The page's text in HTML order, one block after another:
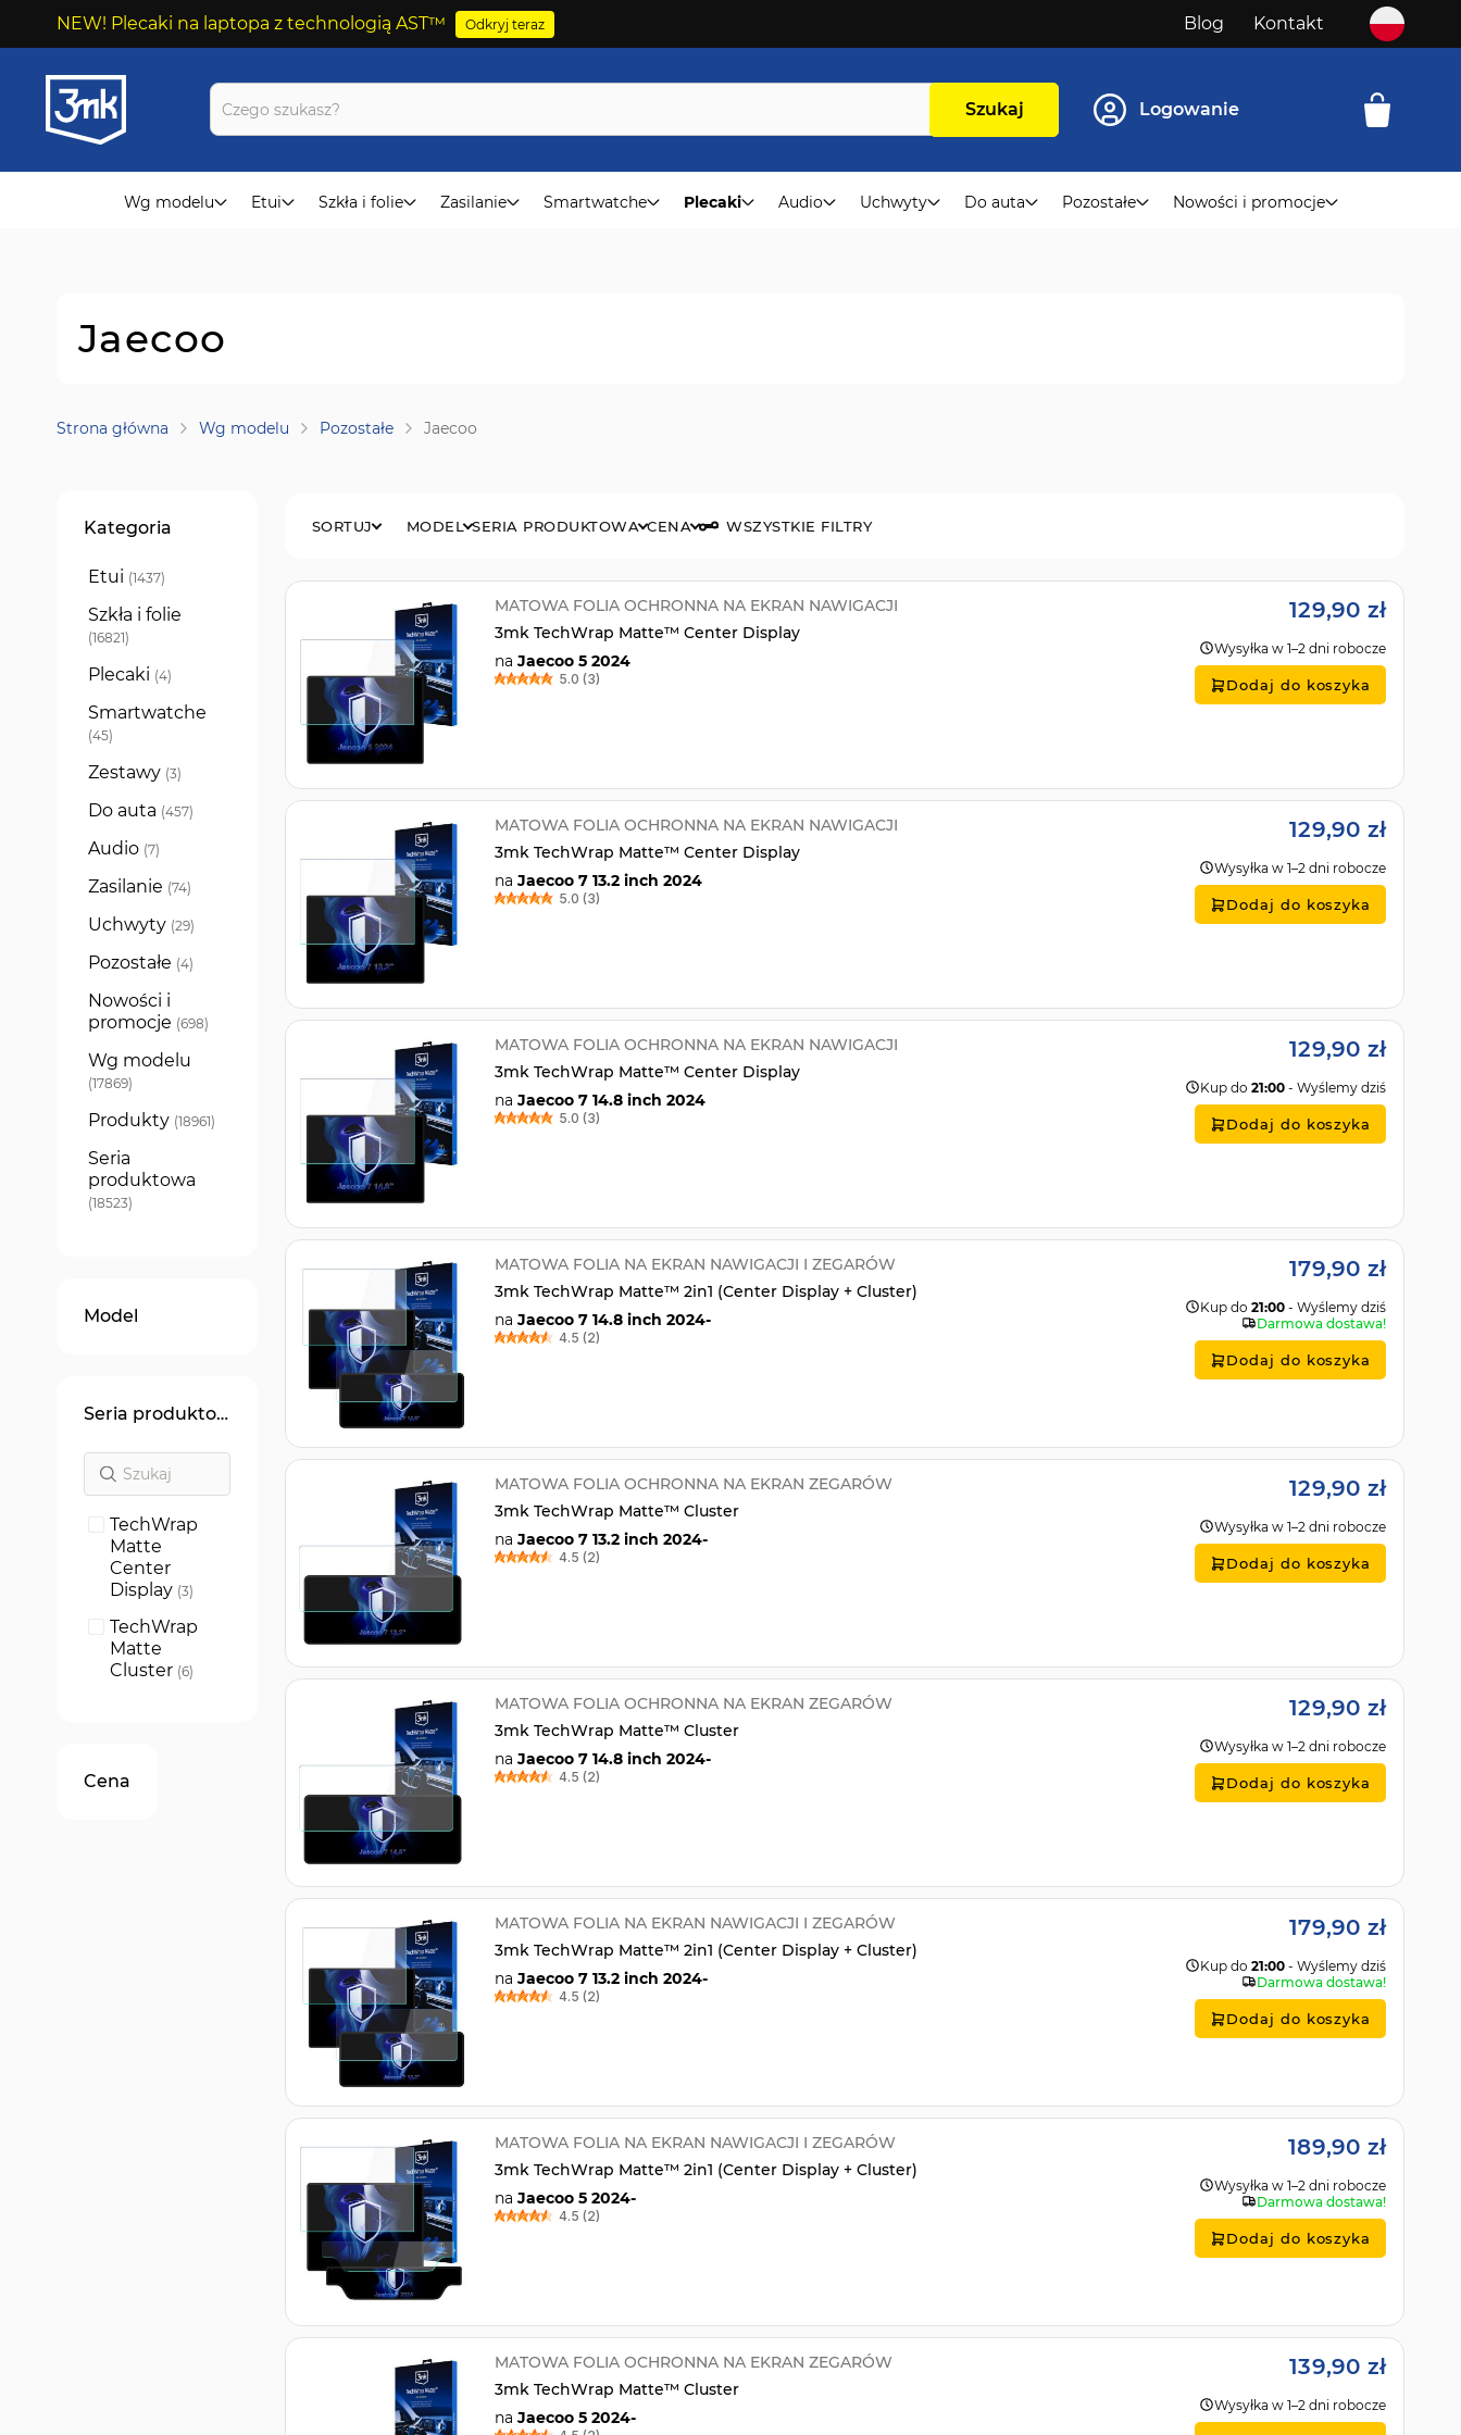
NEW! Plecaki na laptopa z technologią AST™ Odkryj teraz
Przejdź
do
treści
Blog Kontakt
Szukaj Logowanie
Wg modelu Etui Szkła i folie Zasilanie Smartwatche Plecaki Audio Uchwyty Do auta Pozostałe Nowości i promocje
Jaecoo
Strona główna Wg modelu Pozostałe Jaecoo
MODEL SERIA PRODUKTOWA CENA WSZYSTKIE FILTRY
SORTUJ
MATOWA FOLIA OCHRONNA NA EKRAN NAWIGACJI
3mk TechWrap Matte™ Center Display
na Jaecoo 5 2024
5.0 (3)
129,90 zł
Wysyłka w 1–2 dni robocze
Dodaj do koszyka
MATOWA FOLIA OCHRONNA NA EKRAN NAWIGACJI
3mk TechWrap Matte™ Center Display
na Jaecoo 7 13.2 inch 2024
5.0 (3)
129,90 zł
Wysyłka w 1–2 dni robocze
Dodaj do koszyka
MATOWA FOLIA OCHRONNA NA EKRAN NAWIGACJI
3mk TechWrap Matte™ Center Display
na Jaecoo 7 14.8 inch 2024
5.0 (3)
129,90 zł
Kup do 21:00 - Wyślemy dziś
Dodaj do koszyka
MATOWA FOLIA NA EKRAN NAWIGACJI I ZEGARÓW
3mk TechWrap Matte™ 2in1 (Center Display + Cluster)
na Jaecoo 7 14.8 inch 2024-
4.5 (2)
179,90 zł
Kup do 21:00 - Wyślemy dziś
Darmowa dostawa!
Dodaj do koszyka
MATOWA FOLIA OCHRONNA NA EKRAN ZEGARÓW
3mk TechWrap Matte™ Cluster
na Jaecoo 7 13.2 inch 2024-
4.5 (2)
129,90 zł
Wysyłka w 1–2 dni robocze
Dodaj do koszyka
MATOWA FOLIA OCHRONNA NA EKRAN ZEGARÓW
3mk TechWrap Matte™ Cluster
na Jaecoo 7 14.8 inch 2024-
4.5 (2)
129,90 zł
Wysyłka w 1–2 dni robocze
Dodaj do koszyka
MATOWA FOLIA NA EKRAN NAWIGACJI I ZEGARÓW
3mk TechWrap Matte™ 2in1 (Center Display + Cluster)
na Jaecoo 7 13.2 inch 2024-
4.5 (2)
179,90 zł
Kup do 21:00 - Wyślemy dziś
Darmowa dostawa!
Dodaj do koszyka
MATOWA FOLIA NA EKRAN NAWIGACJI I ZEGARÓW
3mk TechWrap Matte™ 2in1 (Center Display + Cluster)
na Jaecoo 5 2024-
4.5 (2)
189,90 zł
Wysyłka w 1–2 dni robocze
Darmowa dostawa!
Dodaj do koszyka
MATOWA FOLIA OCHRONNA NA EKRAN ZEGARÓW
3mk TechWrap Matte™ Cluster
na Jaecoo 5 2024-
139,90 zł
Wysyłka w 1–2 dni robocze
Kategoria
Etui 1437
produkty
Szkła i folie
16821
produkty
Plecaki 4
produkty
Smartwatche
45
produkty
Zestawy 3
produkty
Do auta 457
produkty
Audio 7
produkty
Zasilanie 74
produkty
Uchwyty 29
produkty
Pozostałe 4
produkty
Nowości i
promocje 698
produkty
Wg modelu
17869
produkty
Produkty 18961
produkty
Seria
produktowa
18523
produkty
Model
Seria produktowa
TechWrap
Matte
Center
Display 3
produkty
TechWrap
Matte
Cluster 6
produkty
Cena